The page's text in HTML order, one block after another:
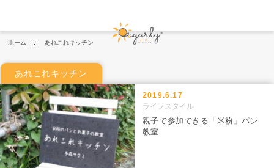
ホーム あれこれキッチン
あれこれキッチン
2019.6.17
ライフスタイル
親子で参加できる「米粉」パン
教室